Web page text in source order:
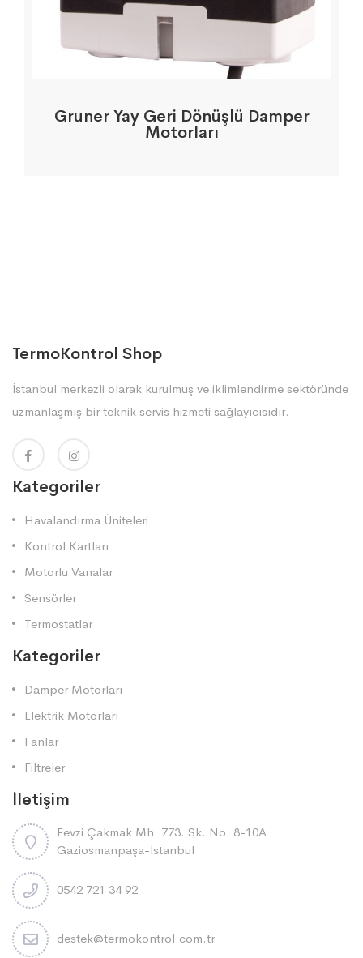
Gruner Yay Geri Dönüşlü Damper
Motorları
TermoKontrol Shop
İstanbul merkezli olarak kurulmuş ve iklimlendirme sektöründe
uzmanlaşmış bir teknik servis hizmeti sağlayıcısıdır.
Kategoriler
Havalandırma Üniteleri
Kontrol Kartları
Motorlu Vanalar
Sensörler
Termostatlar
Kategoriler
Damper Motorları
Elektrik Motorları
Fanlar
Filtreler
İletişim
Fevzi Çakmak Mh. 773. Sk. No: 8-10A
Gaziosmanpaşa-İstanbul
0542 721 34 92
destek@termokontrol.com.tr